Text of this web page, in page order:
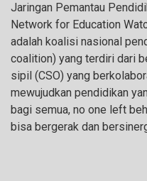
Jaringan Pemantau
Network for Education
adalah koalisi nasional
coalition) yang terdiri dari
sipil (CSO) yang
mewujudkan pendidikan
bagi semua, no one left
bisa bergerak dan